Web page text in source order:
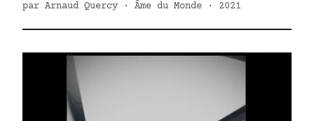
par Arnaud Quercy · Âme du Monde · 2021